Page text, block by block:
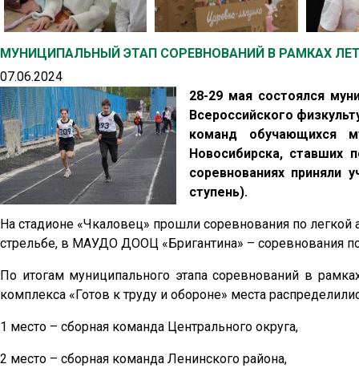
МУНИЦИПАЛЬНЫЙ ЭТАП СОРЕВНОВАНИЙ В РАМКАХ
07.06.2024
28-29 мая состоялся
Всероссийского
команд обучающихся
Новосибирска, ставших
соревнованиях приняли
ступень).
На стадионе «Чкаловец» прошли соревнования по
стрельбе, в МАУДО ДООЦ «Бригантина» – соревнования
По итогам муниципального этапа соревнований в
комплекса «Готов к труду и обороне» места
1 место – сборная команда Центрального округа,
2 место – сборная команда Ленинского района,